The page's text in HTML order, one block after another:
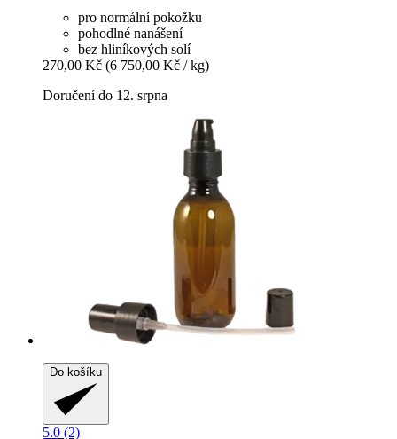
pro normální pokožku
pohodlné nanášení
bez hliníkových solí
270,00 Kč (6 750,00 Kč / kg)
Doručení do 12. srpna
Do košíku
5.0 (2)